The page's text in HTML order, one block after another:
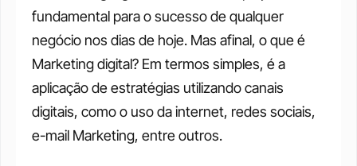
fundamental para o sucesso de qualquer
negócio nos dias de hoje. Mas afinal, o que é
Marketing digital? Em termos simples, é a
aplicação de estratégias utilizando canais
digitais, como o uso da internet, redes sociais,
e-mail Marketing, entre outros.